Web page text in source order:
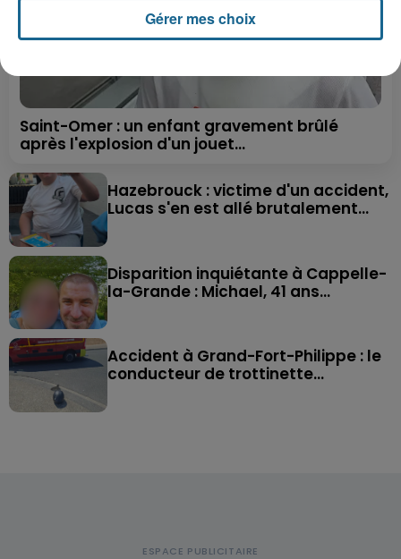
Saint-Omer : un enfant gravement brûlé
après l'explosion d'un jouet...
Hazebrouck : victime d'un accident,
Lucas s'en est allé brutalement...
Disparition inquiétante à Cappelle-
la-Grande : Michael, 41 ans...
Accident à Grand-Fort-Philippe : le
conducteur de trottinette...
Gérer mes choix